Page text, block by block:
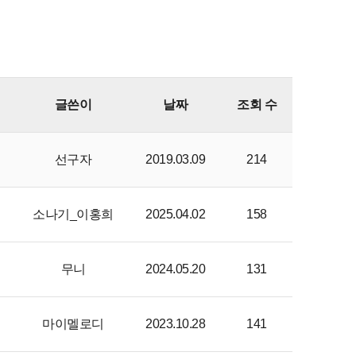
글쓴이 날짜 조회 수
선구자 2019.03.09 214
소나기_이홍희 2025.04.02 158
무니 2024.05.20 131
마이멜로디 2023.10.28 141